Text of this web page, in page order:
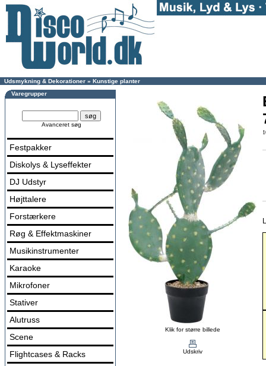
Udsmykning & Dekorationer » Kunstige planter
Varegrupper
Avanceret søg
Festpakker
Diskolys & Lyseffekter
DJ Udstyr
Højttalere
Forstærkere
Røg & Effektmaskiner
Musikinstrumenter
Karaoke
Mikrofoner
Stativer
Alutruss
Scene
Flightcases & Racks
Klik for større billede
Udskriv